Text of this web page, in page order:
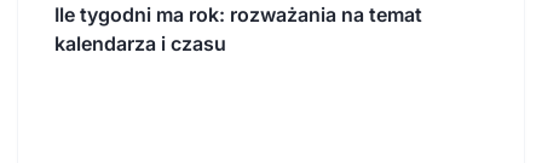
Ile tygodni ma rok: rozważania na temat
kalendarza i czasu